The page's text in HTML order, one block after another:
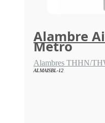
Alambre
Metro
Alambres THHN/
ALMAISBL-12